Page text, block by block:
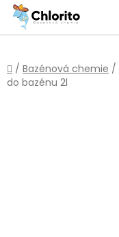
Přejít
obsah
Domů
/ Bazénová chemie /
do bazénu 2l